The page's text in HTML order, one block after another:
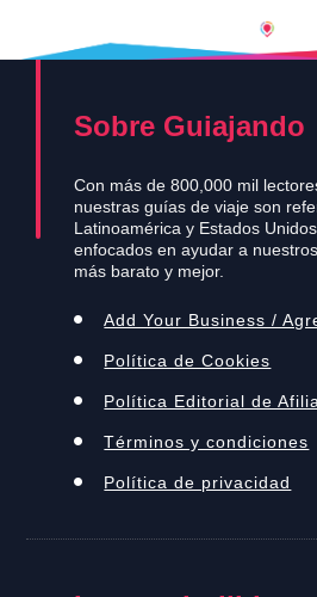
Sobre Guiajando
Con más de 800,000 mil
nuestras guías de viaje son
Latinoamérica y Estados
enfocados en ayudar a
más barato y mejor.
Add Your Business /
Política de Cookies
Política Editorial de
Términos y condiciones
Política de privacidad